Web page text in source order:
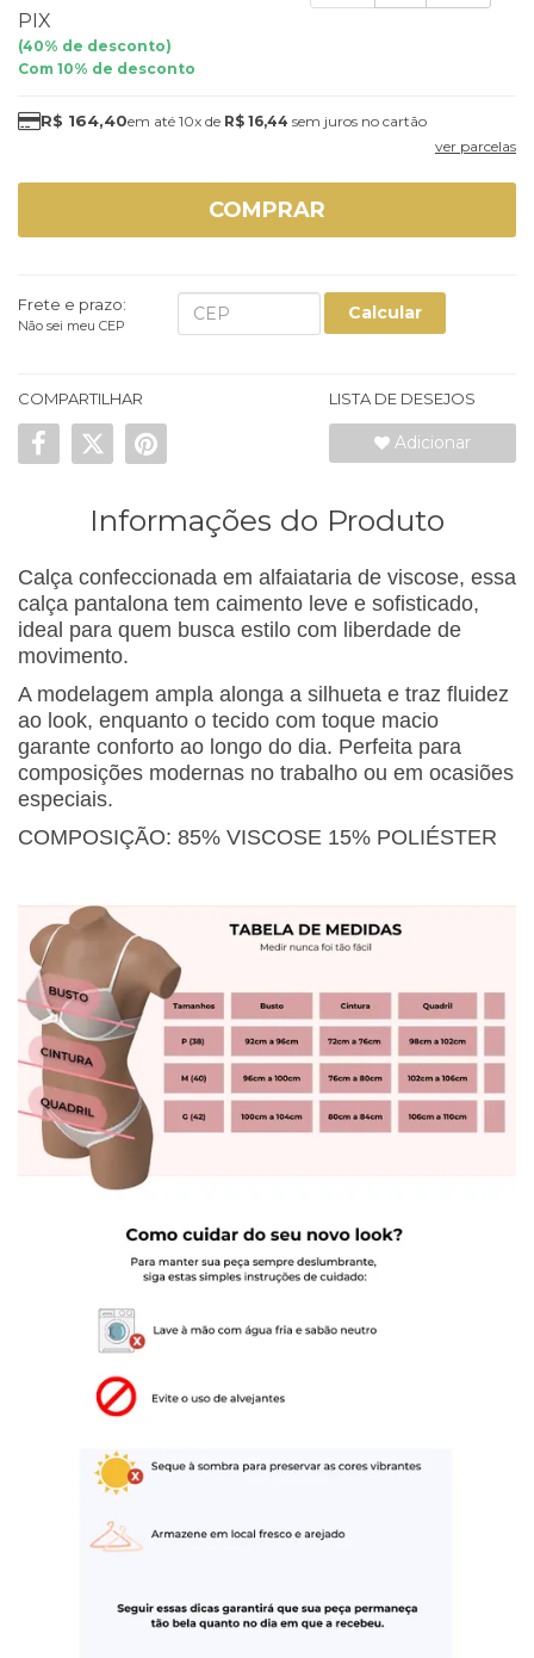
PIX
(40% de desconto)
Com 10% de desconto
R$ 164,40 10x de R$ 16,44 sem juros
ver parcelas
COMPRAR
Frete e prazo:
Não sei meu CEP
Calcular
COMPARTILHAR LISTA DE DESEJOS
Adicionar
Informações do Produto
Calça confeccionada em alfaiataria de viscose, essa
calça pantalona tem caimento leve e sofisticado,
ideal para quem busca estilo com liberdade de
movimento.
A modelagem ampla alonga a silhueta e traz fluidez
ao look, enquanto o tecido com toque macio
garante conforto ao longo do dia. Perfeita para
composições modernas no trabalho ou em ocasiões
especiais.
COMPOSIÇÃO: 85% VISCOSE 15% POLIÉSTER